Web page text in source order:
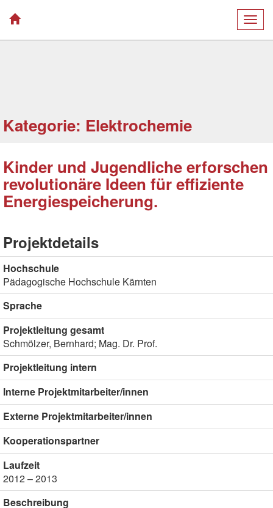
Kategorie: Elektrochemie
Kinder und Jugendliche erforschen
revolutionäre Ideen für effiziente
Energiespeicherung.
Projektdetails
Hochschule
Pädagogische Hochschule Kärnten
Sprache
Projektleitung gesamt
Schmölzer, Bernhard; Mag. Dr. Prof.
Projektleitung intern
Interne Projektmitarbeiter/innen
Externe Projektmitarbeiter/innen
Kooperationspartner
Laufzeit
2012 – 2013
Beschreibung